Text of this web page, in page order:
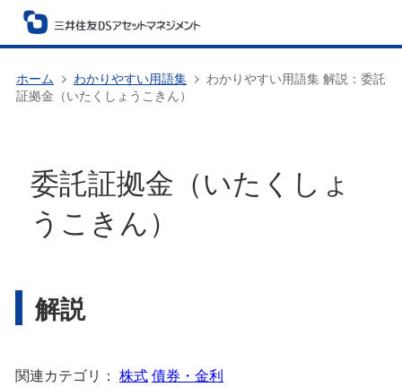
ホーム わかりやすい用語集
わかりやすい用語集 解説：委託
証拠金（いたくしょうこきん）
委託証拠金（いたくしょ
うこきん）
解説
関連カテゴリ： 株式債券・金利